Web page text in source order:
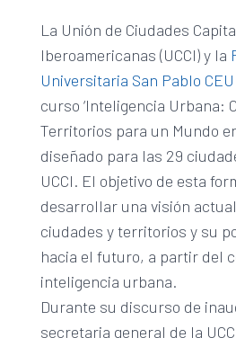
La Unión de Ciudades
Iberoamericanas (UCCI) y la
Universitaria San Pablo CEU
curso ‘Inteligencia Urbana:
Territorios para un Mundo en
diseñado para las 29
UCCI. El objetivo de esta
desarrollar una visión
ciudades y territorios y su
hacia el futuro, a partir del
inteligencia urbana.
Durante su discurso de
secretaria general de la